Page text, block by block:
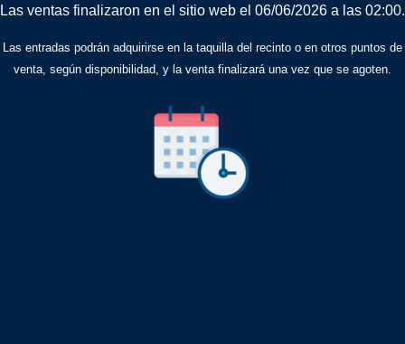
Las ventas finalizaron en el sitio web el 06/06/2026 a las 02:00.
Las entradas podrán adquirirse en la taquilla del recinto o en otros puntos de
venta, según disponibilidad, y la venta finalizará una vez que se agoten.